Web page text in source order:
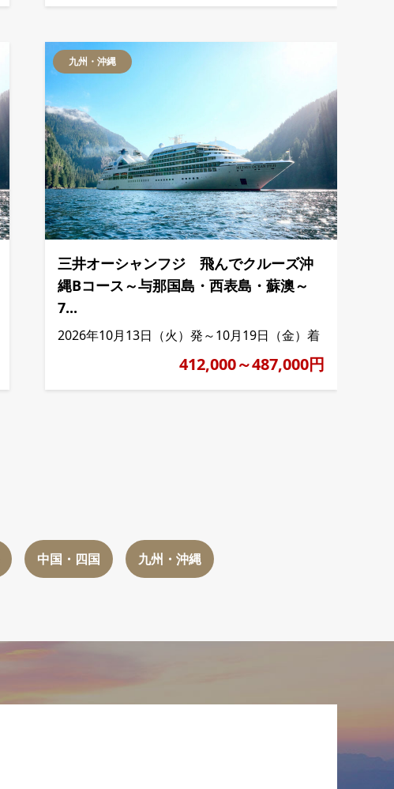
九州・沖縄
三井オーシャンフジ 飛んでクルーズ沖
縄Bコース～与那国島・西表島・蘇澳～
7...
2026年10月13日（火）発～10月19日（金）着
412,000～487,000円
中国・四国 九州・沖縄